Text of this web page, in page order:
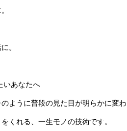
。
いあなたへ
ように普段の見た目が明らかに変わ
くれる、一生モノの技術です。